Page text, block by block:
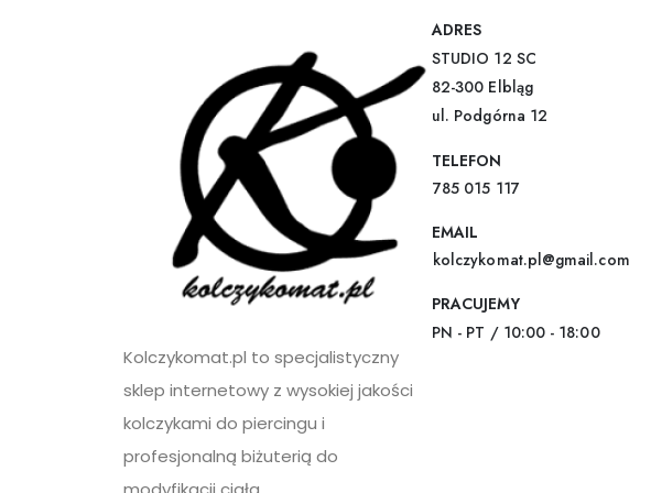
Kolczykomat.pl to specjalistyczny
sklep internetowy z wysokiej jakości
kolczykami do piercingu i
profesjonalną biżuterią do
ADRES
STUDIO 12 SC
82-300 Elbląg
ul. Podgórna 12
TELEFON
785 015 117
EMAIL
kolczykomat.pl@gmail.com
PRACUJEMY
PN - PT / 10:00 - 18:00